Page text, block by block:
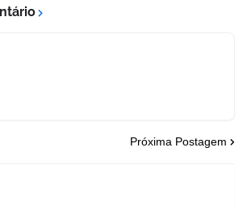
Próxima Postagem